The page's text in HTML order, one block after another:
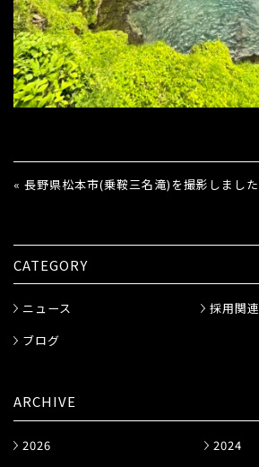
« 長野県松本市(乗鞍三名滝)を撮影しました
CATEGORY
ニュース
採用関連
ブログ
ARCHIVE
2026
2024